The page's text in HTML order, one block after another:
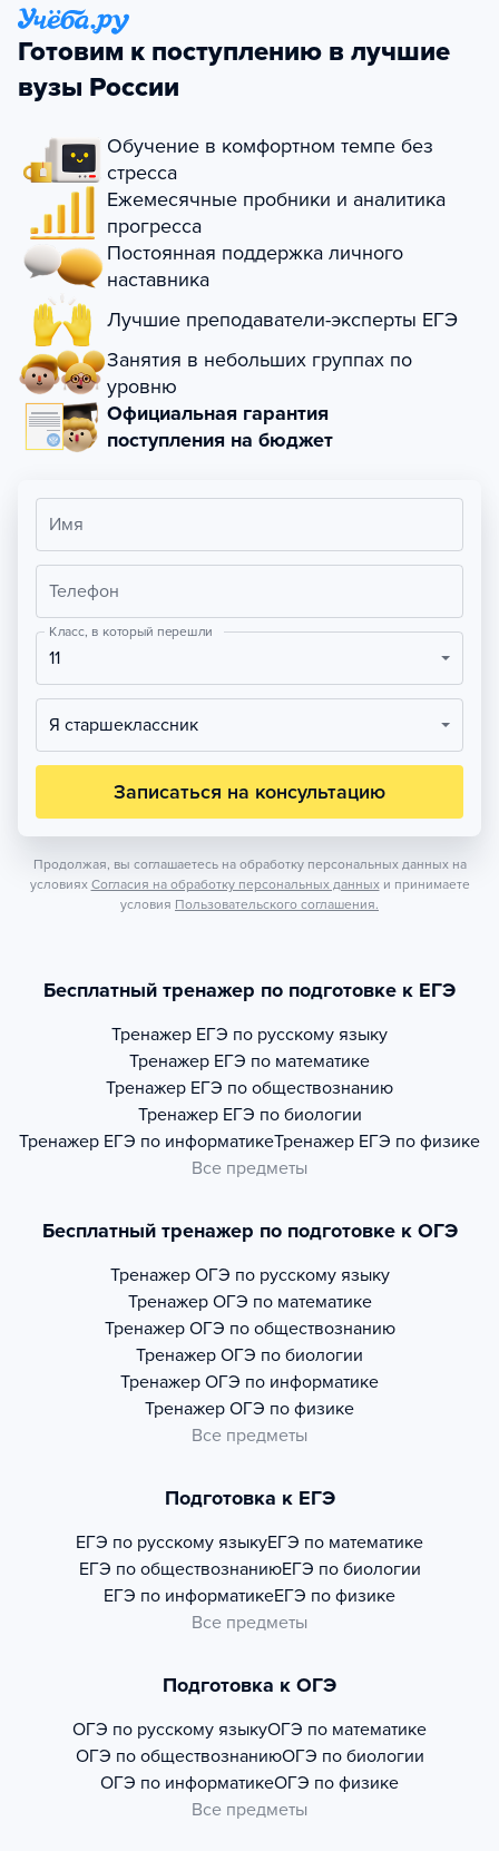
Готовим к поступлению в лучшие
вузы России
Обучение в комфортном темпе без
стресса
Ежемесячные пробники и аналитика
прогресса
Постоянная поддержка личного
наставника
Лучшие преподаватели-эксперты ЕГЭ
Занятия в небольших группах по
уровню
Официальная гарантия
поступления на бюджет
Имя
Телефон
Класс, в который перешли
11
Я старшеклассник
Записаться на консультацию
Продолжая, вы соглашаетесь на обработку персональных данных на
условиях Согласия на обработку персональных данных и принимаете
условия Пользовательского соглашения.
Бесплатный тренажер по подготовке к ЕГЭ
Тренажер ЕГЭ по русскому языку
Тренажер ЕГЭ по математике
Тренажер ЕГЭ по обществознанию
Тренажер ЕГЭ по биологии
Тренажер ЕГЭ по информатикеТренажер ЕГЭ по физике
Все предметы
Бесплатный тренажер по подготовке к ОГЭ
Тренажер ОГЭ по русскому языку
Тренажер ОГЭ по математике
Тренажер ОГЭ по обществознанию
Тренажер ОГЭ по биологии
Тренажер ОГЭ по информатике
Тренажер ОГЭ по физике
Все предметы
Подготовка к ЕГЭ
ЕГЭ по русскому языкуЕГЭ по математике
ЕГЭ по обществознаниюЕГЭ по биологии
ЕГЭ по информатикеЕГЭ по физике
Все предметы
Подготовка к ОГЭ
ОГЭ по русскому языкуОГЭ по математике
ОГЭ по обществознаниюОГЭ по биологии
ОГЭ по информатикеОГЭ по физике
Все предметы